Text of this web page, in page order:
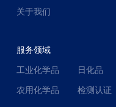
关于我们
服务领域
工业化学品
日化品
农用化学品
检测认证